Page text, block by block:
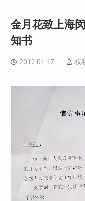
金月花致上海
知书
2012-01-17 权